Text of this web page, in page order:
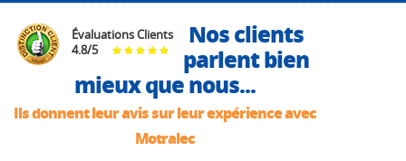
Évaluations Clients
4.8/5
Nos clients
parlent bien
mieux que nous...
Ils donnent leur avis sur leur expérience avec
Motralec